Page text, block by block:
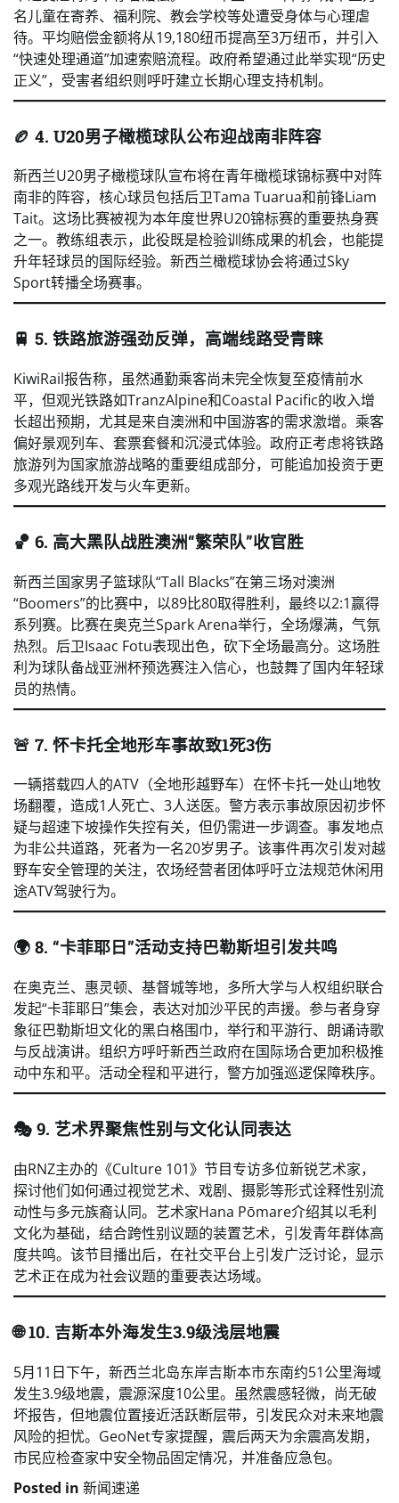
名儿童在寄养、福利院、教会学校等处遭受身体与心理虐
待。平均赔偿金额将从19,180纽币提高至3万纽币，并引入
“快速处理通道”加速索赔流程。政府希望通过此举实现“历史
正义”，受害者组织则呼吁建立长期心理支持机制。
🏉 4. U20男子橄榄球队公布迎战南非阵容
新西兰U20男子橄榄球队宣布将在青年橄榄球锦标赛中对阵
南非的阵容，核心球员包括后卫Tama Tuarua和前锋Liam
Tait。这场比赛被视为本年度世界U20锦标赛的重要热身赛
之一。教练组表示，此役既是检验训练成果的机会，也能提
升年轻球员的国际经验。新西兰橄榄球协会将通过Sky
Sport转播全场赛事。
🚆 5. 铁路旅游强劲反弹，高端线路受青睐
KiwiRail报告称，虽然通勤乘客尚未完全恢复至疫情前水
平，但观光铁路如TranzAlpine和Coastal Pacific的收入增
长超出预期，尤其是来自澳洲和中国游客的需求激增。乘客
偏好景观列车、套票套餐和沉浸式体验。政府正考虑将铁路
旅游列为国家旅游战略的重要组成部分，可能追加投资于更
多观光路线开发与火车更新。
🏀 6. 高大黑队战胜澳洲“繁荣队”收官胜
新西兰国家男子篮球队“Tall Blacks”在第三场对澳洲
“Boomers”的比赛中，以89比80取得胜利，最终以2:1赢得
系列赛。比赛在奥克兰Spark Arena举行，全场爆满，气氛
热烈。后卫Isaac Fotu表现出色，砍下全场最高分。这场胜
利为球队备战亚洲杯预选赛注入信心，也鼓舞了国内年轻球
员的热情。
🚨 7. 怀卡托全地形车事故致1死3伤
一辆搭载四人的ATV（全地形越野车）在怀卡托一处山地牧
场翻覆，造成1人死亡、3人送医。警方表示事故原因初步怀
疑与超速下坡操作失控有关，但仍需进一步调查。事发地点
为非公共道路，死者为一名20岁男子。该事件再次引发对越
野车安全管理的关注，农场经营者团体呼吁立法规范休闲用
途ATV驾驶行为。
🌍 8. “卡菲耶日”活动支持巴勒斯坦引发共鸣
在奥克兰、惠灵顿、基督城等地，多所大学与人权组织联合
发起“卡菲耶日”集会，表达对加沙平民的声援。参与者身穿
象征巴勒斯坦文化的黑白格围巾，举行和平游行、朗诵诗歌
与反战演讲。组织方呼吁新西兰政府在国际场合更加积极推
动中东和平。活动全程和平进行，警方加强巡逻保障秩序。
🎭 9. 艺术界聚焦性别与文化认同表达
由RNZ主办的《Culture 101》节目专访多位新锐艺术家，
探讨他们如何通过视觉艺术、戏剧、摄影等形式诠释性别流
动性与多元族裔认同。艺术家Hana Pōmare介绍其以毛利
文化为基础，结合跨性别议题的装置艺术，引发青年群体高
度共鸣。该节目播出后，在社交平台上引发广泛讨论，显示
艺术正在成为社会议题的重要表达场域。
🌐 10. 吉斯本外海发生3.9级浅层地震
5月11日下午，新西兰北岛东岸吉斯本市东南约51公里海域
发生3.9级地震，震源深度10公里。虽然震感轻微，尚无破
坏报告，但地震位置接近活跃断层带，引发民众对未来地震
风险的担忧。GeoNet专家提醒，震后两天为余震高发期，
市民应检查家中安全物品固定情况，并准备应急包。
Posted in 新闻速递